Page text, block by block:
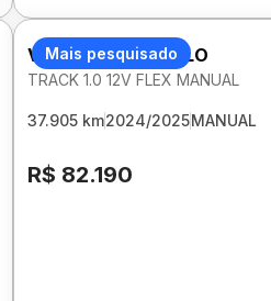
Mais pesquisado
VOLKSWAGEN POLO
TRACK 1.0 12V FLEX MANUAL
37.905 km2024/2025MANUAL
R$ 82.190